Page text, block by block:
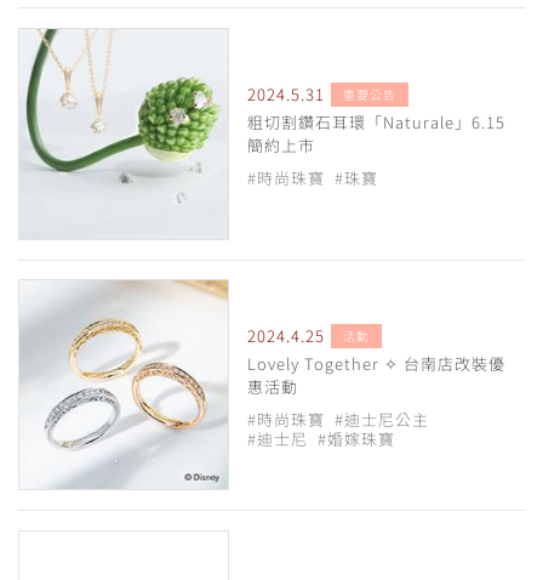
2024.5.31 重要公告
粗切割鑽石耳環「Naturale」6.15
簡約上市
#時尚珠寶 #珠寶
2024.4.25 活動
Lovely Together ✧ 台南店改裝優
惠活動
#時尚珠寶 #迪士尼公主
#迪士尼 #婚嫁珠寶